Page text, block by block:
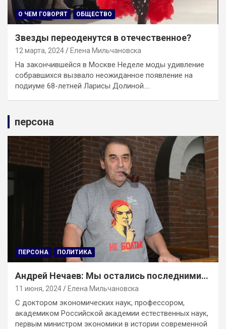
О ЧЕМ ГОВОРЯТ ОБЩЕСТВО
Звезды переоденутся в отечественное?
12 марта, 2024 Елена Мильчановска
На закончившейся в Москве Неделе моды удивление
собравшихся вызвало неожиданное появление на
подиуме 68-летней Ларисы Долиной.…
персона
ПЕРСОНА ПОЛИТИКА
Андрей Нечаев: Мы остались последними…
11 июня, 2024 Елена Мильчановска
С доктором экономических наук, профессором,
академиком Российской академии естественных наук,
первым министром экономики в истории современной